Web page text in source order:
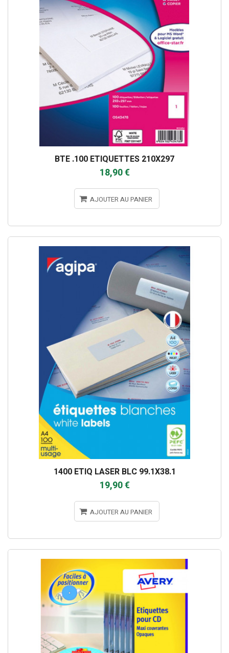
BTE .100 ETIQUETTES 210X297
18,90 €
AJOUTER AU PANIER
1400 ETIQ LASER BLC 99.1X38.1
19,90 €
AJOUTER AU PANIER